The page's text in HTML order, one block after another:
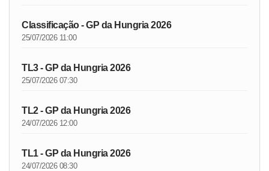
Classificação - GP da Hungria 2026
25/07/2026 11:00
TL3 - GP da Hungria 2026
25/07/2026 07:30
TL2 - GP da Hungria 2026
24/07/2026 12:00
TL1 - GP da Hungria 2026
24/07/2026 08:30